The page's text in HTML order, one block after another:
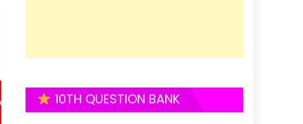
10TH QUESTION BANK